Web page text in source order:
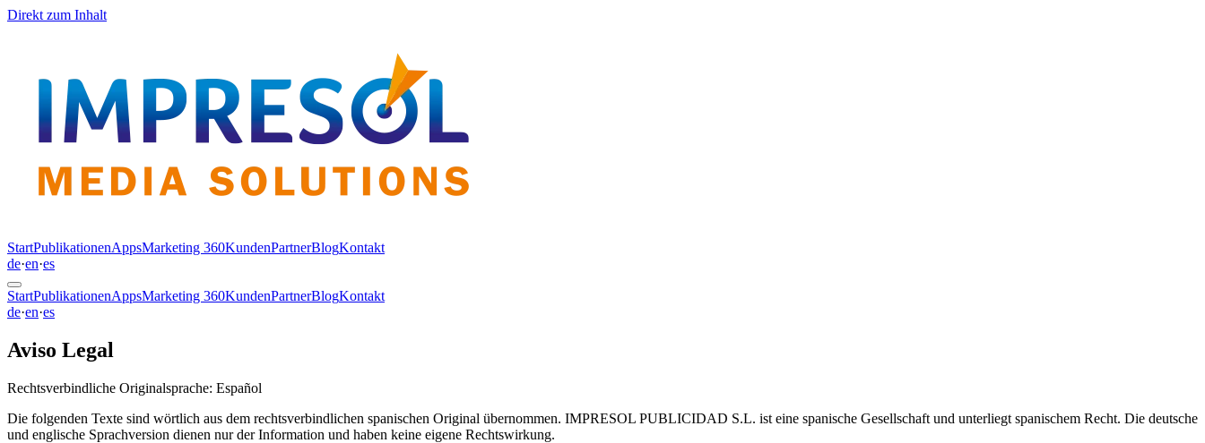
Direkt zum Inhalt
StartPublikationenAppsMarketing 360KundenPartnerBlogKontakt
de·en·es
StartPublikationenAppsMarketing 360KundenPartnerBlogKontakt
de·en·es
Aviso Legal
Rechtsverbindliche Originalsprache: Español
Die folgenden Texte sind wörtlich aus dem rechtsverbindlichen spanischen Original übernommen. IMPRESOL PUBLICIDAD S.L. ist eine spanische Gesellschaft und unterliegt spanischem Recht. Die deutsche
und englische Sprachversion dienen nur der Information und haben keine eigene Rechtswirkung.